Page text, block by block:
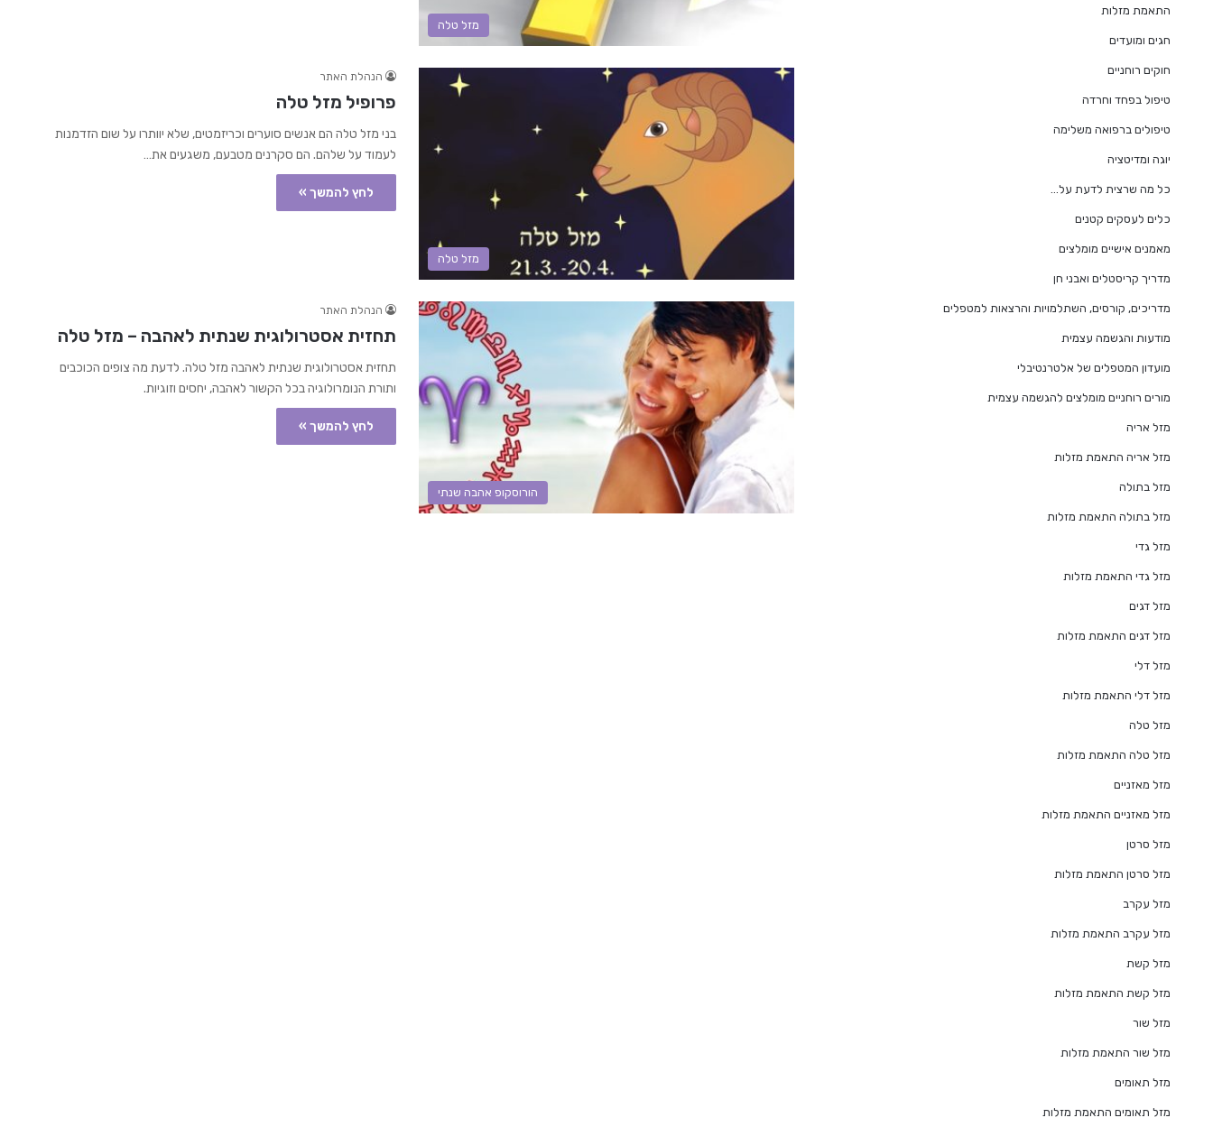
מזל טלה
מזל טלה
הנהלת האתר
פרופיל מזל טלה
בני מזל טלה הם אנשים סוערים וכריזמטים, שלא יוותרו על שום הזדמנות
לעמוד על שלהם. הם סקרנים מטבעם, משגעים את…
לחץ להמשך »
הורוסקופ אהבה שנתי
הנהלת האתר
תחזית אסטרולוגית שנתית לאהבה – מזל טלה
תחזית אסטרולוגית שנתית לאהבה מזל טלה. לדעת מה צופים הכוכבים
ותורת הנומרולוגיה בכל הקשור לאהבה, יחסים וזוגיות.
לחץ להמשך »
התאמת מזלות
חגים ומועדים
חוקים רוחניים
טיפול בפחד וחרדה
טיפולים ברפואה משלימה
יוגה ומדיטציה
כל מה שרצית לדעת על…
כלים לעסקים קטנים
מאמנים אישיים מומלצים
מדריך קריסטלים ואבני חן
מדריכים, קורסים, השתלמויות והרצאות למטפלים
מודעות והגשמה עצמית
מועדון המטפלים של אלטרנטיבלי
מורים רוחניים מומלצים להגשמה עצמית
מזל אריה
מזל אריה התאמת מזלות
מזל בתולה
מזל בתולה התאמת מזלות
מזל גדי
מזל גדי התאמת מזלות
מזל דגים
מזל דגים התאמת מזלות
מזל דלי
מזל דלי התאמת מזלות
מזל טלה
מזל טלה התאמת מזלות
מזל מאזניים
מזל מאזניים התאמת מזלות
מזל סרטן
מזל סרטן התאמת מזלות
מזל עקרב
מזל עקרב התאמת מזלות
מזל קשת
מזל קשת התאמת מזלות
מזל שור
מזל שור התאמת מזלות
מזל תאומים
מזל תאומים התאמת מזלות